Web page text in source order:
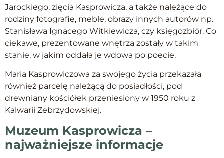
Jarockiego, zięcia Kasprowicza, a także należące do
rodziny fotografie, meble, obrazy innych autorów np.
Stanisława Ignacego Witkiewicza, czy księgozbiór. Co
ciekawe, prezentowane wnętrza zostały w takim
stanie, w jakim oddała je wdowa po poecie.
Maria Kasprowiczowa za swojego życia przekazała
również parcelę należącą do posiadłości, pod
drewniany kościółek przeniesiony w 1950 roku z
Kalwarii Zebrzydowskiej.
Muzeum Kasprowicza –
najważniejsze informacje